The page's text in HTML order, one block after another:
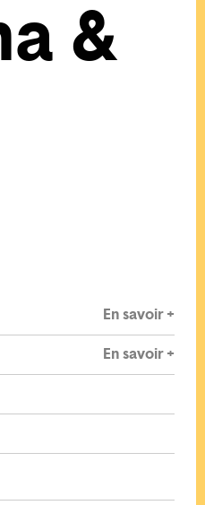
&
En savoir +
En savoir +